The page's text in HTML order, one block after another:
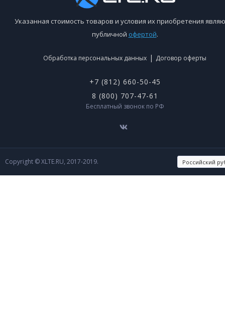
Указанная стоимость товаров и условия их приобретения
публичной офертой.
Обработка персональных данных | Договор оферты
+7 (812) 660-50-45
8 (800) 707-47-61
Бесплатный звонок по РФ
Copyright © XLTE.RU, 2017-2019.